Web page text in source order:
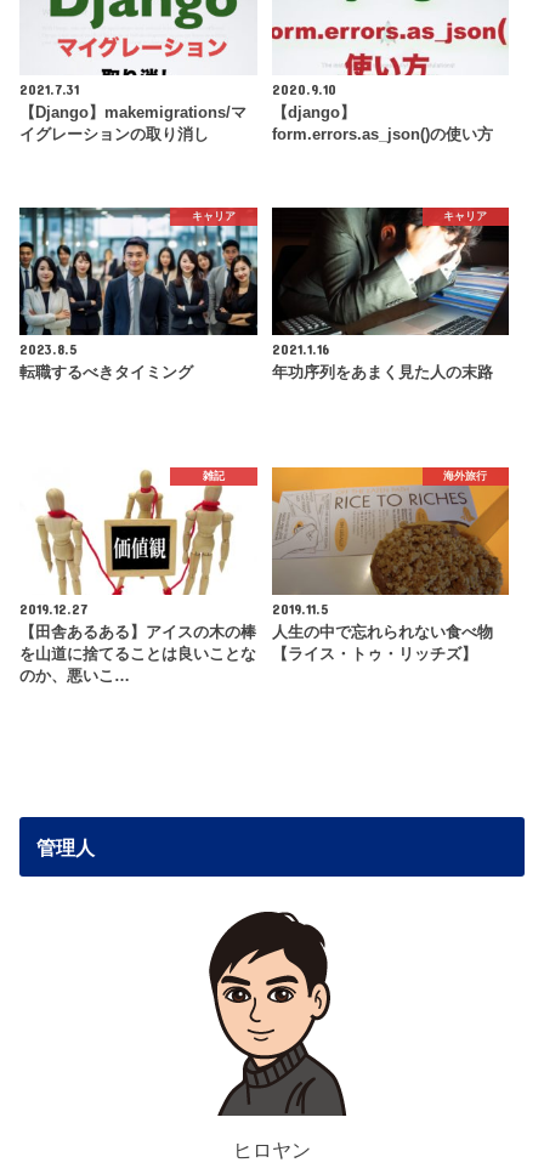
2021.7.31
【Django】makemigrations/マ
イグレーションの取り消し
2020.9.10
【django】
form.errors.as_json()の使い方
キャリア
2023.8.5
転職するべきタイミング
キャリア
2021.1.16
年功序列をあまく見た人の末路
雑記
2019.12.27
【田舎あるある】アイスの木の棒
を山道に捨てることは良いことな
のか、悪いこ…
海外旅行
2019.11.5
人生の中で忘れられない食べ物
【ライス・トゥ・リッチズ】
管理人
ヒロヤン